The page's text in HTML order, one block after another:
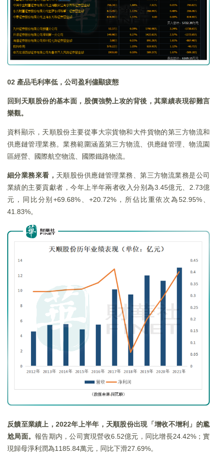
02 產品毛利率低，公司盈利儘顯疲態
回到天順股份的基本面，股價強勢上攻的背後，其業績表現卻難言
樂觀。
資料顯示，天順股份主要從事大宗貨物和大件貨物的第三方物流和
供應鏈管理業務。業務範圍涵蓋第三方物流、供應鏈管理、物流園
區經營、國際航空物流、國際鐵路物流。
細分業務來看， 天順股份供應鏈管理業務、第三方物流業務是公司
業績的主要貢獻者，今年上半年兩者收入分别為3.45億元、2.73億
元，同比分别+69.68%、+20.72%，所佔比重依次為52.95%、
41.83%。
反饋至業績上，2022年上半年，天順股份出現「增收不增利」的尷
尬局面。 報告期内，公司實現營收6.52億元，同比增長24.42%；實
現歸母淨利潤為1185.84萬元，同比下滑27.69%。